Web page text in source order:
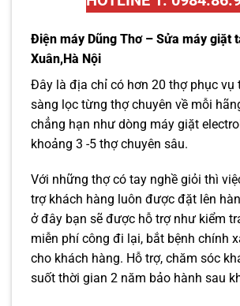
Điện máy Dũng Thơ – Sửa máy giặt
Xuân,Hà Nội
Đây là địa chỉ có hơn 20 thợ phục vụ
sàng lọc từng thợ chuyên về mỗi
chẳng hạn như dòng máy giặt
khoảng 3 -5 thợ chuyên sâu.
Với những thợ có tay nghề giỏi thì
trợ khách hàng luôn được đặt lên
ở đây bạn sẽ được hỗ trợ như kiểm
miễn phí công đi lại, bắt bệnh chính
cho khách hàng. Hỗ trợ, chăm sóc
suốt thời gian 2 năm bảo hành sau